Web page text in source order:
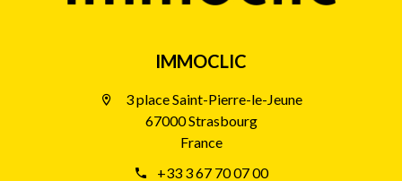
IMMOCLIC
3 place Saint-Pierre-le-Jeune
67000 Strasbourg
France
+33 3 67 70 07 00